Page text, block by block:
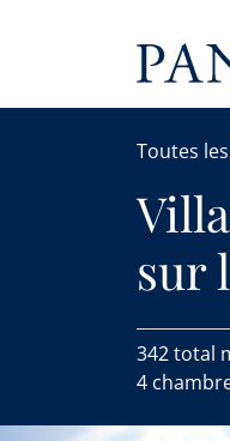
Toutes
sur
342 total
4